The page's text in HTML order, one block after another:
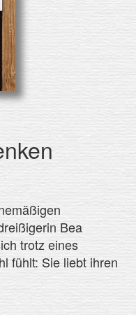
Bea
trotz eines
fühlt: Sie liebt ihren